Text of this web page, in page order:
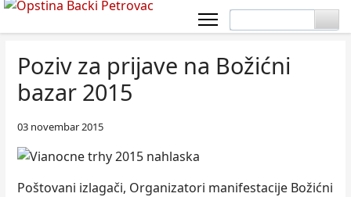
Poziv za prijave na Božićni
bazar 2015
03 novembar 2015
Poštovani izlagači, Organizatori manifestacije Božićni